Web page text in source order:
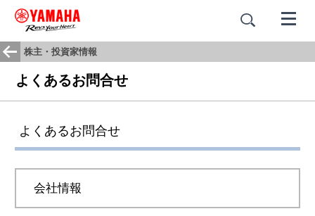
株主・投資家情報
よくあるお問合せ
よくあるお問合せ
会社情報